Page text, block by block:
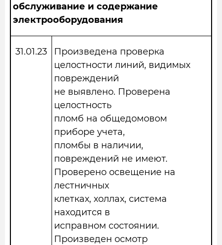
обслуживание и содержание
электрооборудования
31.01.23
Произведена проверка
целостности линий, видимых
повреждений
не выявлено. Проверена
целостность
пломб на общедомовом
приборе учета,
пломбы в наличии,
повреждений не имеют.
Проверено освещение на
лестничных
клетках, холлах, система
находится в
исправном состоянии.
Произведен осмотр